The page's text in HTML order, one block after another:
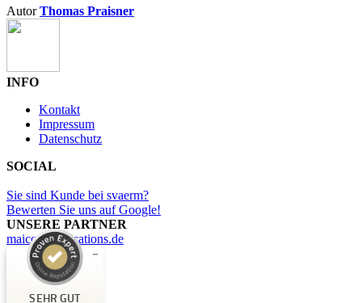
AutorThomas Praisner
INFO
Kontakt
Impressum
Datenschutz
SOCIAL
Sie sind Kunde bei svaerm?
Bewerten Sie uns auf Google!
UNSERE PARTNER
maicommunications.de
SEHR GUT
Kundenbewertungen und Erfahrungen zu